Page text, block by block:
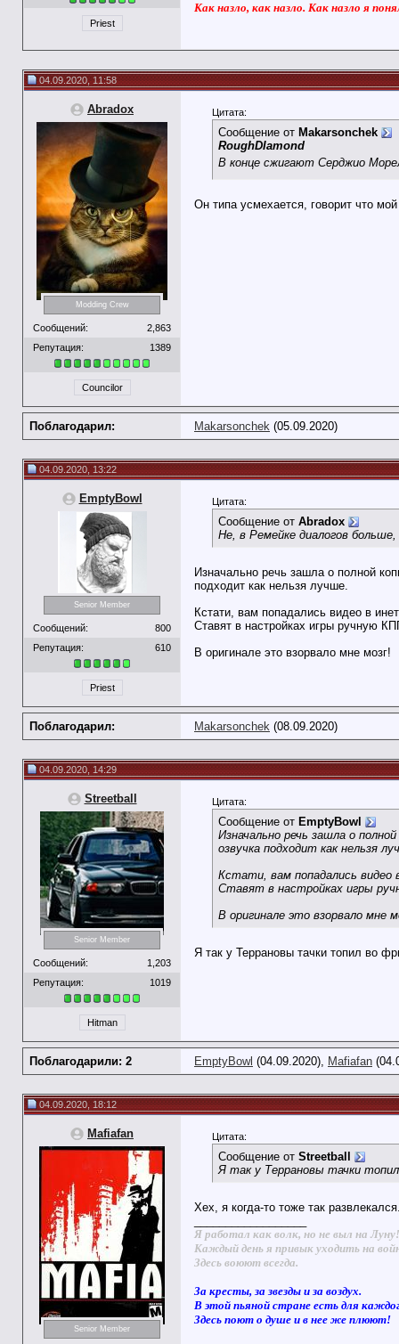
Priest
Как назло, как назло. Как назло я
04.09.2020, 11:58
Abradox
Modding Crew
Сообщений:
2,863
Репутация:
1389
Councilor
Цитата:
Сообщение от Makarsonchek
RoughDIamond
В конце сжигают Серджио
Он типа усмехается, говорит что
Поблагодарил: Makarsonchek (05.09.2020)
04.09.2020, 13:22
EmptyBowl
Senior Member
Сообщений:
800
Репутация:
610
Priest
Цитата:
Сообщение от Abradox
Не, в Ремейке диалогов
Изначально речь зашла о полной
подходит как нельзя лучше.
Кстати, вам попадались видео в
Ставят в настройках игры ручную
В оригинале это взорвало мне мозг!
Поблагодарил: Makarsonchek (08.09.2020)
04.09.2020, 14:29
Streetball
Senior Member
Сообщений:
1,203
Репутация:
1019
Hitman
Цитата:
Сообщение от EmptyBowl
Изначально речь зашла о
озвучка подходит как нельзя
Кстати, вам попадались
Ставят в настройках игры
В оригинале это взорвало мне
Я так у Террановы тачки топил во
Поблагодарили: 2 EmptyBowl (04.09.2020), Mafiafan
04.09.2020, 18:12
Mafiafan
Senior Member
Цитата:
Сообщение от Streetball
Я так у Террановы тачки
Хех, я когда-то тоже так
Я работал как волк, но не выл на Луну!
Каждый день я привык уходить на
Здесь воюют всегда.
За кресты, за звезды и за воздух.
В этой пьяной стране есть для
Здесь поют о душе и в нее же плюют!